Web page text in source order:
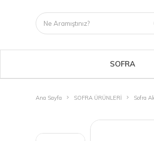
SOFRA
Ana Sayfa SOFRA ÜRÜNLERİ Sofra